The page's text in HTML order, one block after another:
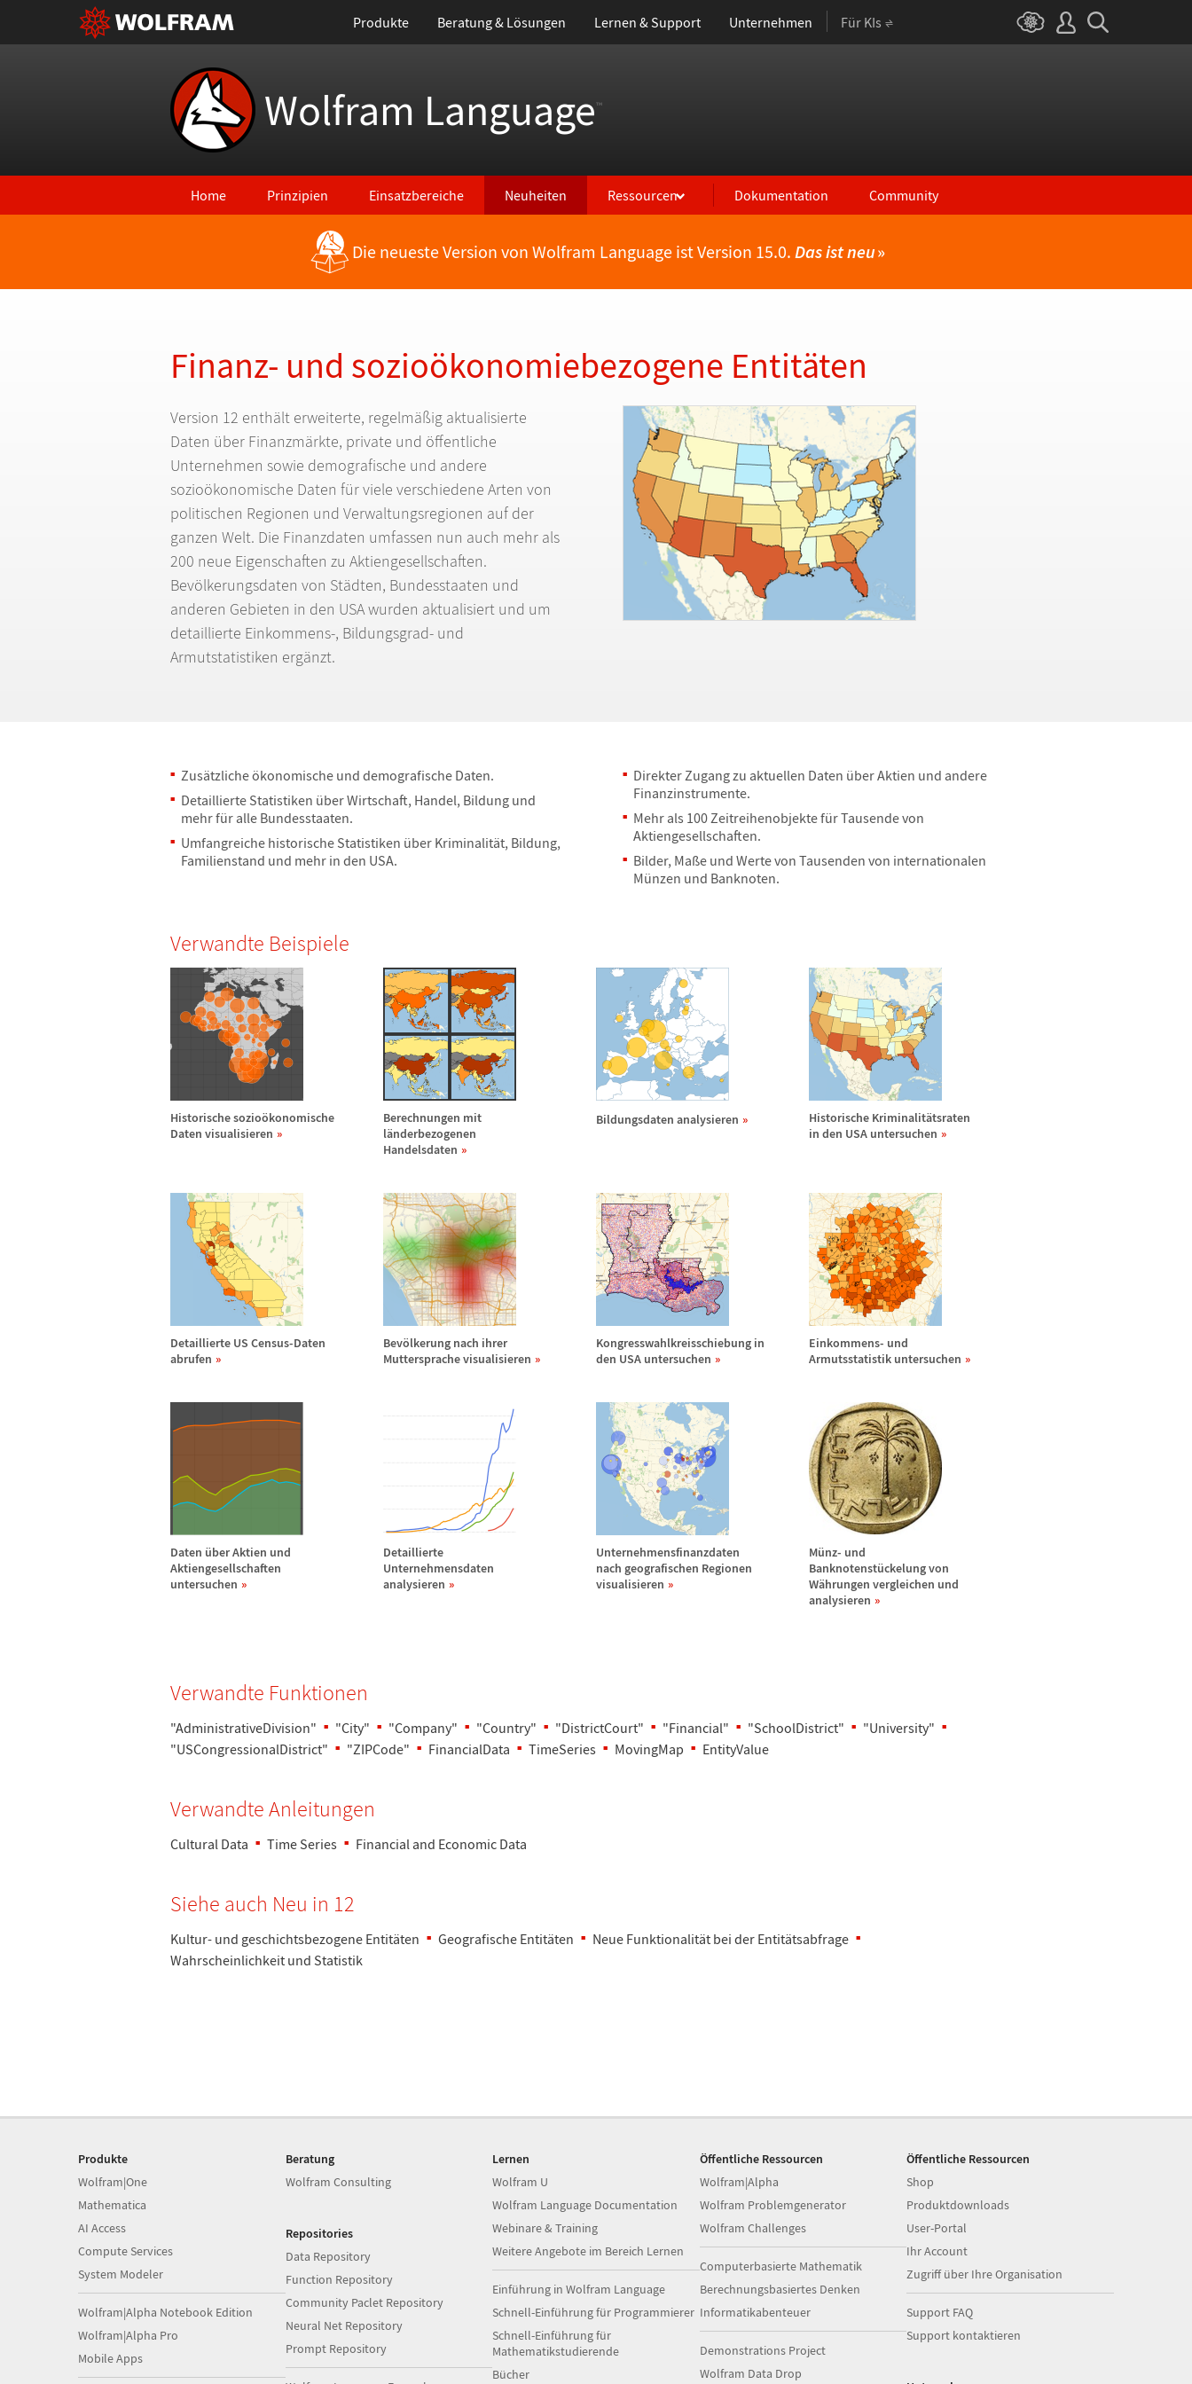
Produkte Beratung & Lösungen Lernen & Support Unternehmen Für KIs
Wolfram Language™
Home Prinzipien Einsatzbereiche Neuheiten Ressourcen Dokumentation Community
Zurück zu den neuesten FeaturesDie neueste Version von Wolfram Language ist Version 15.0. Das ist neu»
Finanz- und sozioökonomiebezogene Entitäten
Version 12 enthält erweiterte, regelmäßig aktualisierte
Daten über Finanzmärkte, private und öffentliche
Unternehmen sowie demografische und andere
sozioökonomische Daten für viele verschiedene Arten von
politischen Regionen und Verwaltungsregionen auf der
ganzen Welt. Die Finanzdaten umfassen nun auch mehr als
200 neue Eigenschaften zu Aktiengesellschaften.
Bevölkerungsdaten von Städten, Bundesstaaten und
anderen Gebieten in den USA wurden aktualisiert und um
detaillierte Einkommens-, Bildungsgrad- und
Armutstatistiken ergänzt.
Zusätzlicheökonomische und demografische Daten.
Detaillierte Statistiken über Wirtschaft, Handel, Bildung und
mehr für alle Bundesstaaten.
Umfangreiche historische Statistiken über Kriminalität, Bildung,
Familienstand und mehr in den USA.
Direkter Zugang zu aktuellen Daten über Aktien und andere
Finanzinstrumente.
Mehr als 100 Zeitreihenobjekte für Tausende von
Aktiengesellschaften.
Bilder, Maße und Werte von Tausenden von internationalen
Münzen und Banknoten.
Verwandte Beispiele
Historische sozioökonomische
Daten visualisieren
Berechnungen mit
länderbezogenen
Handelsdaten
Bildungsdaten analysieren Historische Kriminalitätsraten
in den USA untersuchen
Detaillierte US Census-Daten
abrufen
Bevölkerung nach ihrer
Muttersprache visualisieren
Kongresswahlkreisschiebung in
den USA untersuchen
Einkommens- und
Armutsstatistik untersuchen
Daten über Aktien und
Aktiengesellschaften
untersuchen
Detaillierte
Unternehmensdaten
analysieren
Unternehmensfinanzdaten
nach geografischen Regionen
visualisieren
Münz- und
Banknotenstückelung von
Währungen vergleichen und
analysieren
Verwandte Funktionen
"AdministrativeDivision" "City" "Company" "Country" "DistrictCourt" "Financial" "SchoolDistrict"
"University"
"USCongressionalDistrict"
"ZIPCode" FinancialData TimeSeries MovingMap EntityValue
Verwandte Anleitungen
Cultural Data Time Series Financial and Economic Data
Siehe auch Neu in 12
Kultur- und geschichtsbezogene Entitäten Geografische Entitäten Neue Funktionalität bei der Entitätsabfrage
Wahrscheinlichkeit und Statistik
Produkte
Wolfram|One
Mathematica
AI Access
Compute Services
System Modeler
Wolfram|Alpha Notebook Edition
Wolfram|Alpha Pro
Mobile Apps
Beratung
Wolfram Consulting
Repositories
Data Repository
Function Repository
Community Paclet Repository
Neural Net Repository
Prompt Repository
Lernen
Wolfram U
Wolfram Language Documentation
Webinare & Training
Weitere Angebote im Bereich Lernen
Einführung in Wolfram Language
Schnell-Einführung für Programmierer
Schnell-Einführung für
Mathematikstudierende
Bücher
Öffentliche Ressourcen
Wolfram|Alpha
Wolfram Problemgenerator
Wolfram Challenges
Computerbasierte Mathematik
Berechnungsbasiertes Denken
Informatikabenteuer
Demonstrations Project
Wolfram Data Drop
Öffentliche Ressourcen
Shop
Produktdownloads
User-Portal
Ihr Account
Zugriff über Ihre Organisation
Support FAQ
Support kontaktieren